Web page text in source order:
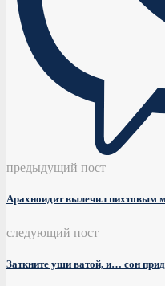
предыдущий пост
Арахноидит вылечил пихтовым
следующий пост
Заткните уши ватой, и… сон